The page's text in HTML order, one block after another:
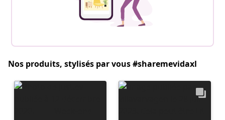
Nos produits, stylisés par vous #sharemevidaxl